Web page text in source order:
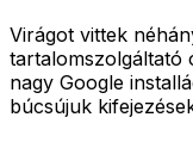
Virágot vittek
tartalomszolgáltató
nagy Google
búcsújuk